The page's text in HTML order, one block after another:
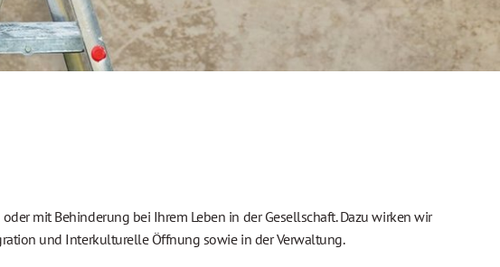
mit Behinderung bei Ihrem Leben in der Gesellschaft. Dazu wirken wir
und Interkulturelle Öffnung sowie in der Verwaltung.